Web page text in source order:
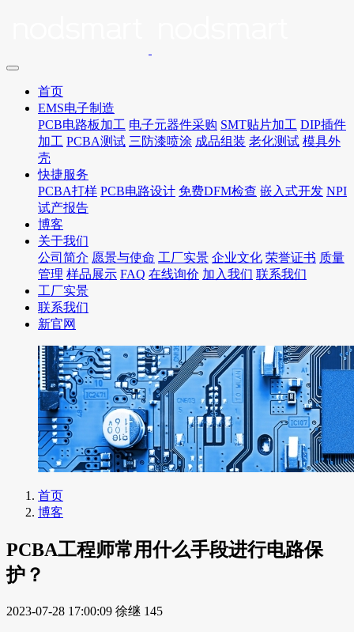
首页
EMS电子制造
PCB电路板加工 电子元器件采购 SMT贴片加工 DIP插件
加工 PCBA测试 三防漆喷涂 成品组装 老化测试 模具外
壳
快捷服务
PCBA打样 PCB电路设计 免费DFM检查 嵌入式开发 NPI
试产报告
博客
关于我们
公司简介 愿景与使命 工厂实景 企业文化 荣誉证书 质量
管理 样品展示 FAQ 在线询价 加入我们 联系我们
工厂实景
联系我们
新官网
首页
博客
PCBA工程师常用什么手段进行电路保
护？
2023-07-28 17:00:09 徐继 145